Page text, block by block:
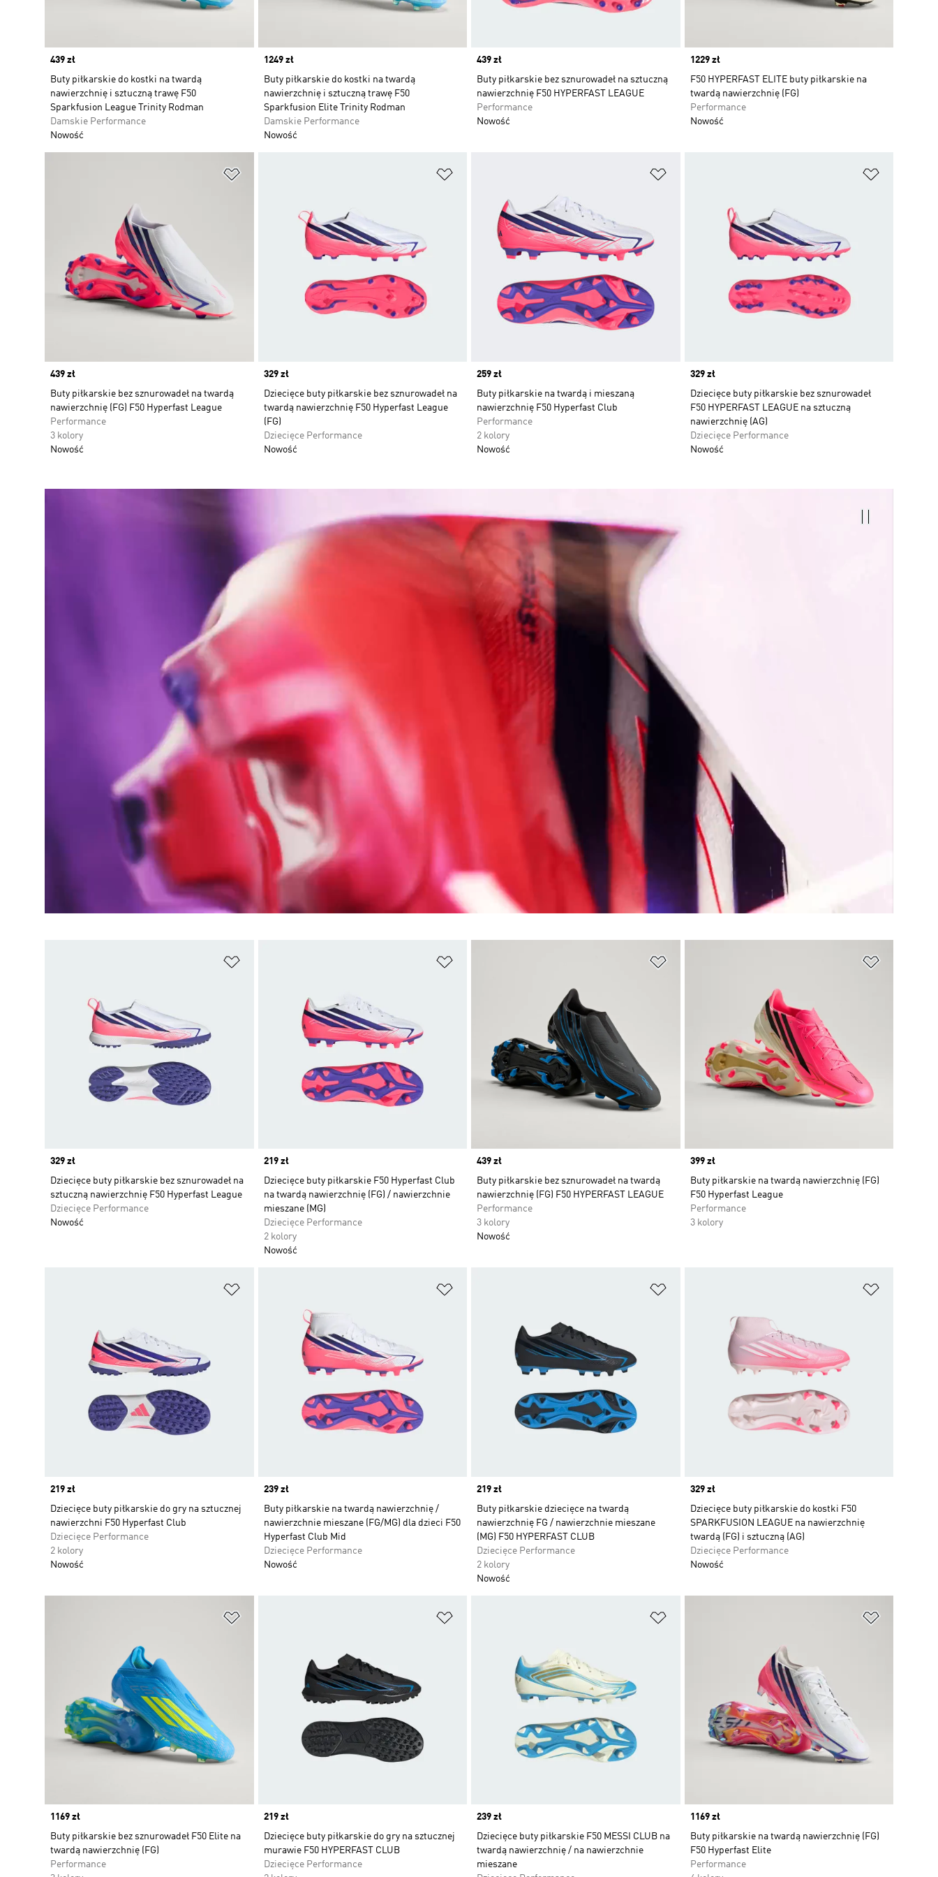
Price
439 zł
Buty piłkarskie do kostki na twardą
nawierzchnię i sztuczną trawę F50
Sparkfusion League Trinity Rodman
Damskie Performance
Nowość
Price
1249 zł
Buty piłkarskie do kostki na twardą
nawierzchnię i sztuczną trawę F50
Sparkfusion Elite Trinity Rodman
Damskie Performance
Nowość
Price
439 zł
Buty piłkarskie bez sznurowadeł na sztuczną
nawierzchnię F50 HYPERFAST LEAGUE
Performance
Nowość
Price
1229 zł
F50 HYPERFAST ELITE buty piłkarskie na
twardą nawierzchnię (FG)
Performance
Nowość
Price
439 zł
Buty piłkarskie bez sznurowadeł na twardą
nawierzchnię (FG) F50 Hyperfast League
Performance
3 kolory
Nowość
Price
329 zł
Dziecięce buty piłkarskie bez sznurowadeł na
twardą nawierzchnię F50 Hyperfast League
(FG)
Dziecięce Performance
Nowość
Price
259 zł
Buty piłkarskie na twardą i mieszaną
nawierzchnię F50 Hyperfast Club
Performance
2 kolory
Nowość
Price
329 zł
Dziecięce buty piłkarskie bez sznurowadeł
F50 HYPERFAST LEAGUE na sztuczną
nawierzchnię (AG)
Dziecięce Performance
Nowość
Price
329 zł
Dziecięce buty piłkarskie bez sznurowadeł na
sztuczną nawierzchnię F50 Hyperfast League
Dziecięce Performance
Nowość
Price
219 zł
Dziecięce buty piłkarskie F50 Hyperfast Club
na twardą nawierzchnię (FG) / nawierzchnie
mieszane (MG)
Dziecięce Performance
2 kolory
Nowość
Price
439 zł
Buty piłkarskie bez sznurowadeł na twardą
nawierzchnię (FG) F50 HYPERFAST LEAGUE
Performance
3 kolory
Nowość
Price
399 zł
Buty piłkarskie na twardą nawierzchnię (FG)
F50 Hyperfast League
Performance
3 kolory
Price
219 zł
Dziecięce buty piłkarskie do gry na sztucznej
nawierzchni F50 Hyperfast Club
Dziecięce Performance
2 kolory
Nowość
Price
239 zł
Buty piłkarskie na twardą nawierzchnię /
nawierzchnie mieszane (FG/MG) dla dzieci F50
Hyperfast Club Mid
Dziecięce Performance
Nowość
Price
219 zł
Buty piłkarskie dziecięce na twardą
nawierzchnię FG / nawierzchnie mieszane
(MG) F50 HYPERFAST CLUB
Dziecięce Performance
2 kolory
Nowość
Price
329 zł
Dziecięce buty piłkarskie do kostki F50
SPARKFUSION LEAGUE na nawierzchnię
twardą (FG) i sztuczną (AG)
Dziecięce Performance
Nowość
Price
1169 zł
Buty piłkarskie bez sznurowadeł F50 Elite na
twardą nawierzchnię (FG)
Performance
Price
219 zł
Dziecięce buty piłkarskie do gry na sztucznej
murawie F50 HYPERFAST CLUB
Dziecięce Performance
Price
239 zł
Dziecięce buty piłkarskie F50 MESSI CLUB na
twardą nawierzchnię / na nawierzchnie
mieszane
Price
1169 zł
Buty piłkarskie na twardą nawierzchnię (FG)
F50 Hyperfast Elite
Performance